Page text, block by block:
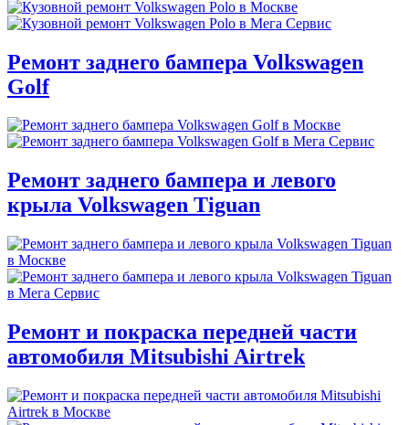
Ремонт заднего бампера Volkswagen
Golf
Ремонт заднего бампера и левого
крыла Volkswagen Tiguan
Ремонт и покраска передней части
автомобиля Mitsubishi Airtrek